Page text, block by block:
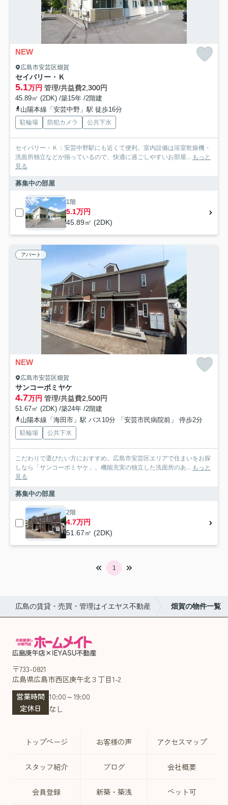
NEW
広島市安芸区畑賀
セイバリー・Ｋ
5.1万円 管理/共益費2,300円
45.89㎡ (2DK) /築15年 /2階建
山陽本線「安芸中野」駅 徒歩16分
駐輪場 防犯カメラ 公共下水
セイバリー・Ｋ：安芸中野駅にも近くて便利。室内設備は浴室乾燥機・
洗面所独立などが揃っているので、快適に過ごしやすいお部屋... もっと
見る
募集中の部屋
1階
5.1万円
45.89㎡ (2DK)
アパート
NEW
広島市安芸区畑賀
サンコーポミヤケ
4.7万円 管理/共益費2,500円
51.67㎡ (2DK) /築24年 /2階建
山陽本線「海田市」駅 バス10分 「安芸市民病院前」 停歩2分
駐輪場 公共下水
こだわりで選びたい方におすすめ。広島市安芸区エリアで住まいをお探
しなら「サンコーポミヤケ」。機能充実の独立した洗面所のあ... もっと
見る
募集中の部屋
2階
4.7万円
51.67㎡ (2DK)
1
広島の賃貸・売買・管理はイエヤス不動産 畑賀の物件一覧
〒733-0821
広島県広島市西区庚午北３丁目1-2
営業時間 10:00～19:00
定休日
なし
トップページ お客様の声 アクセスマップ
スタッフ紹介 ブログ 会社概要
会員登録 新築・築浅 ペット可